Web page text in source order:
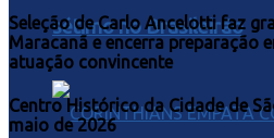
sétimo no Brasileirão
Seleção de Carlo Ancelotti faz
Maracanã e encerra preparação
atuação convincente
Centro Histórico da Cidade de
maio de 2026